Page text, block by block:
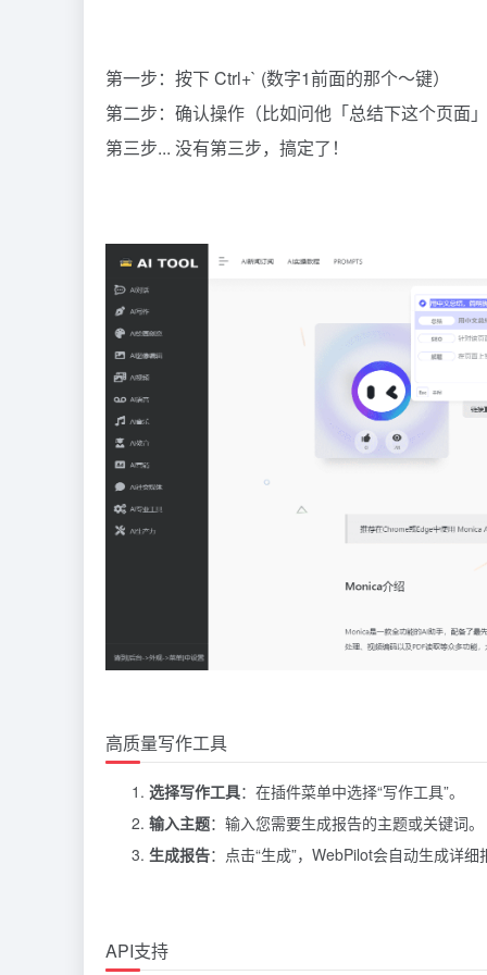
第一步：按下 Ctrl+` (数字1前面的那个～键）
第二步：确认操作（比如问他「总结下这个页面
第三步... 没有第三步，搞定了！
高质量写作工具
选择写作工具：在插件菜单中选择“写作工具”。
输入主题：输入您需要生成报告的主题或关键词。
生成报告：点击“生成”，WebPilot会自动生成详细
API支持